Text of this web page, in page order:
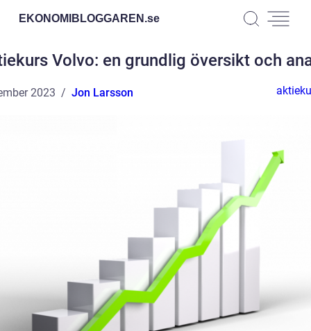
EKONOMIBLOGGAREN.se
Volvo: en grundlig översikt och
2023 Jon Larsson